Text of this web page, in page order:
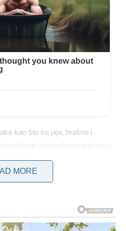
kao što su jaja, brašno i
jednostavnu pripremu
počinje odvajanjem žumanjaka
da kolač bude lagan i
praha osigurava bogat okus
čokolade, dajući joj
slaže s vlažnom
MORE